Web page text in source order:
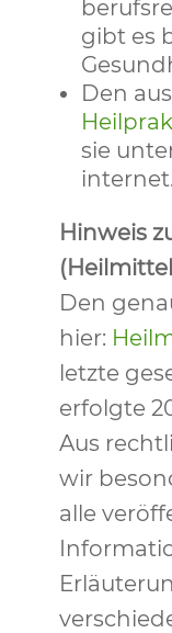
gibt es
Den
sie
Hinweis
Den
hier:
letzte
erfolgte
Aus
wir
alle